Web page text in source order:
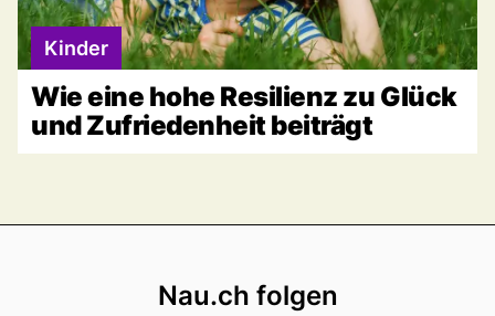
Kinder
Wie eine hohe Resilienz zu Glück
und Zufriedenheit beiträgt
Nau.ch folgen